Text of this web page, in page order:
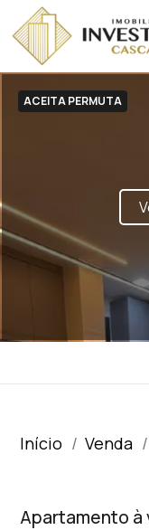
ACEITA PERMUTA
Início Venda
Apartamento à